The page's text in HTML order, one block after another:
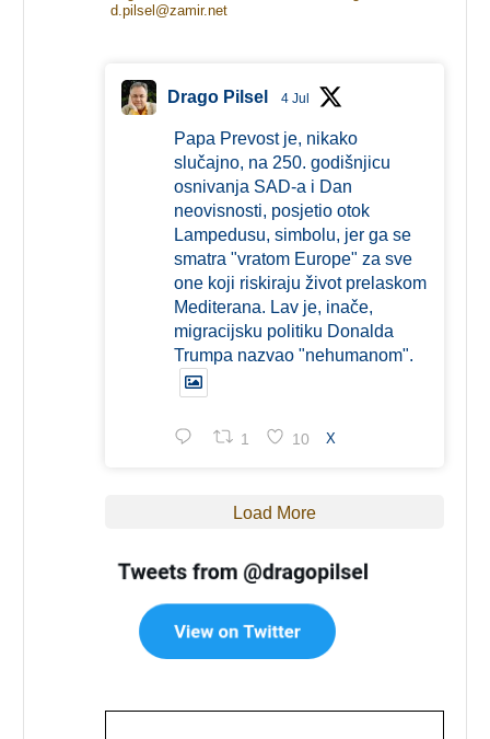
d.pilsel@zamir.net
Drago Pilsel 4 Jul
Papa Prevost je, nikako
slučajno, na 250. godišnjicu
osnivanja SAD-a i Dan
neovisnosti, posjetio otok
Lampedusu, simbolu, jer ga se
smatra "vratom Europe" za sve
one koji riskiraju život prelaskom
Mediterana. Lav je, inače,
migracijsku politiku Donalda
Trumpa nazvao "nehumanom".
1 10 X
Load More